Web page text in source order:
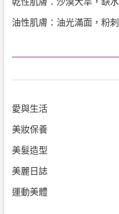
油性肌膚：油光滿面，粉
愛與生活
美妝保養
美髮造型
美麗日誌
運動美體